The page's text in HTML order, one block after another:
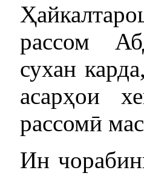
рассом
сухан
асарҳои
рассомӣ
Ин